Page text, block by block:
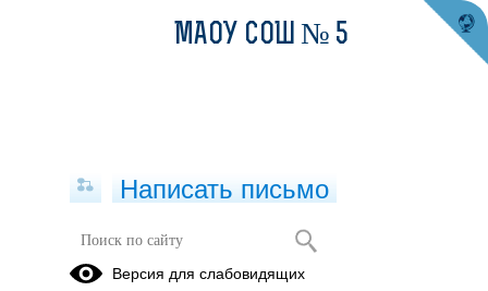
Публикации за 04.07.2025
МАОУ СОШ № 5
Написать письмо
Версия для слабовидящих